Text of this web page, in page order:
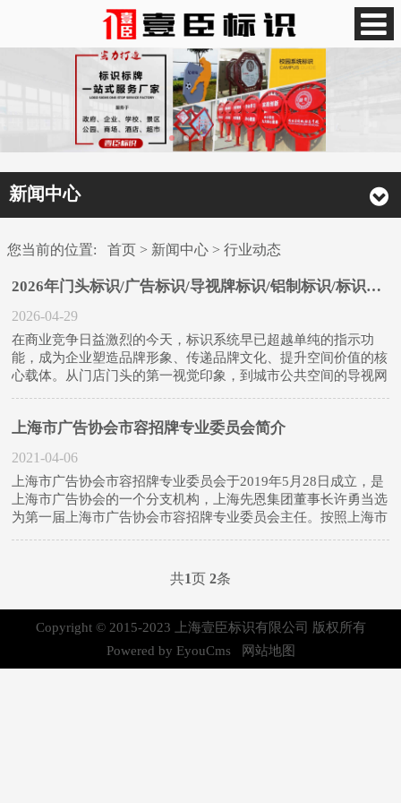
新闻中心
您当前的位置: 首页> 新闻中心> 行业动态
2026年门头标识/广告标识/导视牌标识/铝制标识/标识标牌
2026-04-29
在商业竞争日益激烈的今天，标识系统早已超越单纯的指示功
能，成为企业塑造品牌形象、传递品牌文化、提升空间价值的核
心载体。从门店门头的第一视觉印象，到城市公共空间的导视网
年的深耕积累，以金属标识为核心竞争力，成...
上海市广告协会市容招牌专业委员会简介
2021-04-06
上海市广告协会市容招牌专业委员会于2019年5月28日成立，是
上海市广告协会的一个分支机构，上海先恩集团董事长许勇当选
为第一届上海市广告协会市容招牌专业委员会主任。按照上海市
共1页 2条
Copyright © 2015-2023 上海壹臣标识有限公司 版权所有
Powered by EyouCms
网站地图